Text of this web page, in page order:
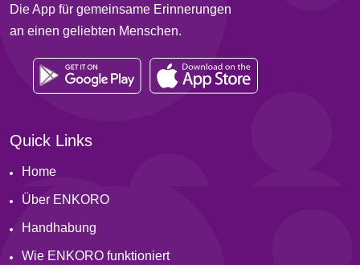
Die App für gemeinsame Erinnerungen
an einen geliebten Menschen.
Quick Links
Home
Über ENKORO
Handhabung
Wie ENKORO funktioniert